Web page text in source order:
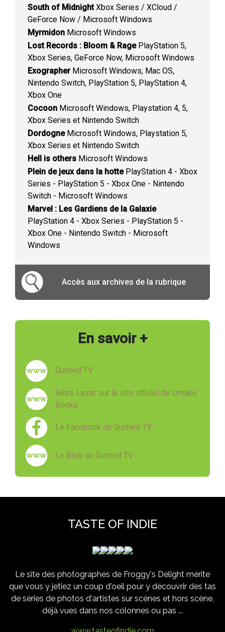
South of MidnightXbox Series / XCloud /
GeForce Now / Microsoft Windows
Myrmidon Microsoft Windows
Lost Records : Bloom & RagePlayStation 5,
Xbox Series, GeForce Now, Microsoft Windows
ExographerMicrosoft Windows, Mac OS,
Nintendo Switch, PlayStation 5, PlayStation 4,
Xbox One
Cocoon Microsoft Windows, Playstation 4, 5,
Xbox Series et Nintendo Switch
DordogneMicrosoft Windows, Playstation 5,
Xbox Series et Nintendo Switch
Hell is others Microsoft Windows
Plein de jeux dans la hottePlayStation 4 - Xbox
Series - PlayStation 5 - Xbox One - Nintendo
Switch - Microsoft Windows
Marvel : Les Gardiens de la Galaxie
PlayStation 4 - Xbox Series - PlayStation 5 -
Xbox One - Nintendo Switch - Microsoft
Windows
Accès aux archives de la rubrique
En savoir +
Gunhed TV
Rétro Lazer sur le site officiel de Omaké
Books
Le Facebook de Gunhed TV
Le Blog de Gunhed TV
TASTE OF INDIE
Le site des photographes de Froggy's Delight mérite
que vous y jetiez un coup d'oeil pour y découvrir des tas
de séries de photos d'artistes sur scènes et hors scène,
déjà vues dans nos colonnes ou pas ...